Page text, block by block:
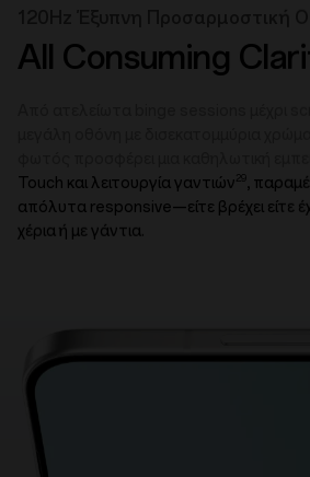
All Consuming
Touch και λειτουργία γαντιών 29,
απόλυτα responsive—είτε βρέχει είτε
χέρια ή με γάντια.